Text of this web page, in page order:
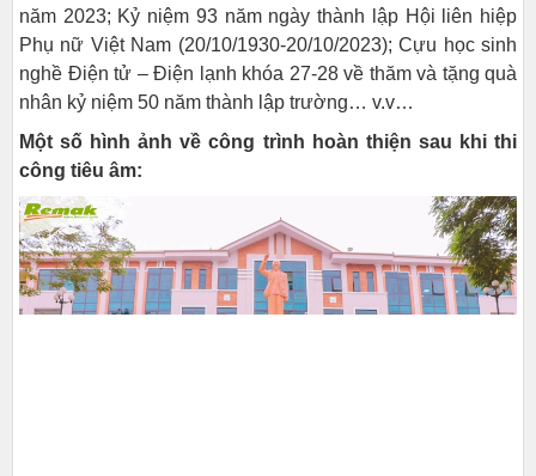
năm 2023; Kỷ niệm 93 năm ngày thành lập Hội liên hiệp
Phụ nữ Việt Nam (20/10/1930-20/10/2023); Cựu học sinh
nghề Điện tử – Điện lạnh khóa 27-28 về thăm và tặng quà
nhân kỷ niệm 50 năm thành lập trường… v.v…
Một số hình ảnh về công trình hoàn thiện sau khi thi
công tiêu âm: